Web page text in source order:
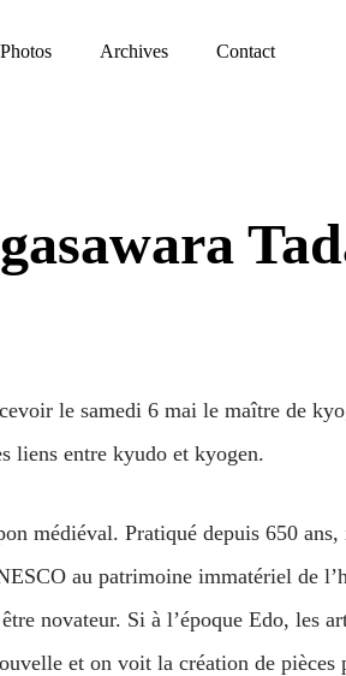
Photos Archives Contact
le samedi 6 mai le maître de
liens entre kyudo et kyogen.
médiéval. Pratiqué depuis 650
au patrimoine immatériel de
novateur. Si à l’époque Edo, les
et on voit la création de pièces